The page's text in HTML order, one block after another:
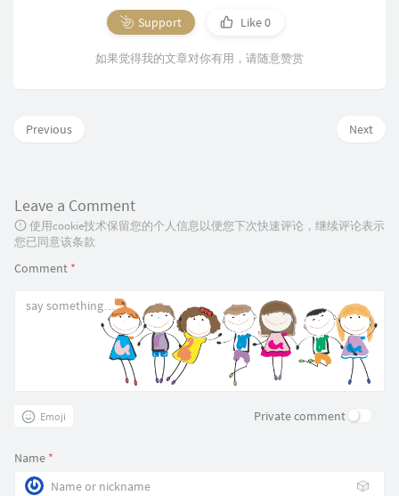
Support Like0
如果觉得我的文章对你有用，请随意赞赏
Next
Previous
Leave a Comment
使用cookie技术保留您的个人信息以便您下次快速评论，继续评论表示
您已同意该条款
Comment *
Emoji Private comment
Name *
🎲